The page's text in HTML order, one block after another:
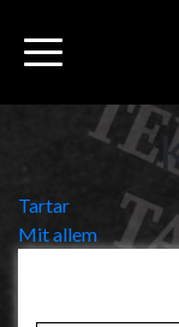
Tartar
Mit allem